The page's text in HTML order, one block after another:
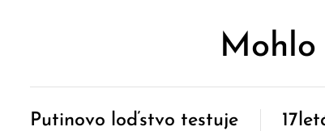
Putinovo loďstvo testuje